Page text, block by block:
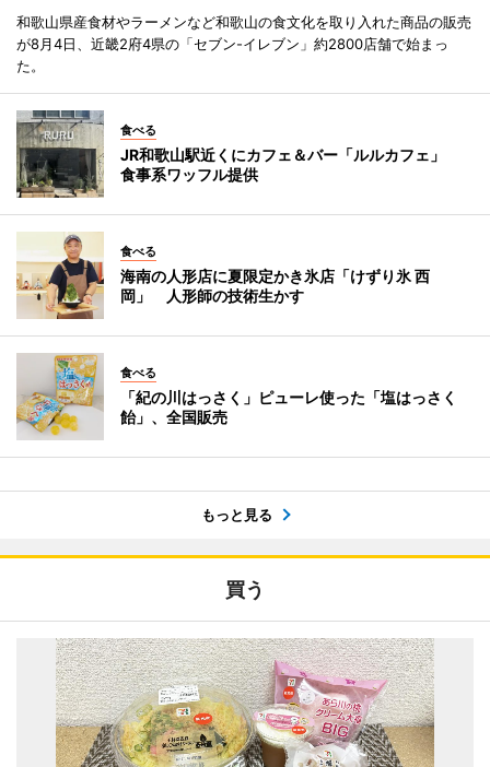
和歌山県産食材やラーメンなど和歌山の食文化を取り入れた商品の販売
が8月4日、近畿2府4県の「セブン-イレブン」約2800店舗で始まっ
た。
食べる
JR和歌山駅近くにカフェ＆バー「ルルカフェ」
食事系ワッフル提供
食べる
海南の人形店に夏限定かき氷店「けずり氷 西
岡」 人形師の技術生かす
食べる
「紀の川はっさく」ピューレ使った「塩はっさく
飴」、全国販売
もっと見る
買う